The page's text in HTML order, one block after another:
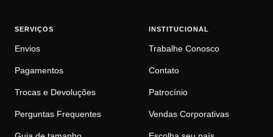
SERVIÇOS
Envios
Pagamentos
Trocas e Devoluções
Perguntas Frequentes
INSTITUCIONAL
Trabalhe Conosco
Contato
Patrocínio
Vendas Corporativas